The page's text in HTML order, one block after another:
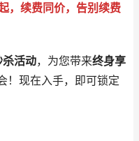
，续费同价，告别续费
杀活动，为您带来终身享
！现在入手，即可锁定